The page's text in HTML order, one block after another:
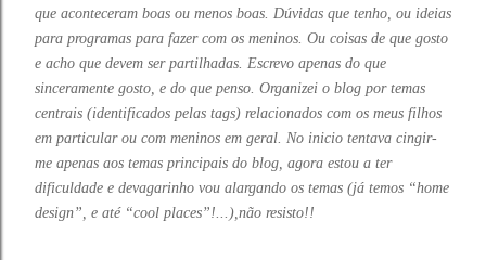
que aconteceram boas ou menos boas. Dúvidas que tenho, ou ideias
para programas para fazer com os meninos. Ou coisas de que gosto
e acho que devem ser partilhadas. Escrevo apenas do que
sinceramente gosto, e do que penso. Organizei o blog por temas
centrais (identificados pelas tags) relacionados com os meus filhos
em particular ou com meninos em geral. No inicio tentava cingir-
me apenas aos temas principais do blog, agora estou a ter
dificuldade e devagarinho vou alargando os temas (já temos “home
design”, e até “cool places”!...),não resisto!!